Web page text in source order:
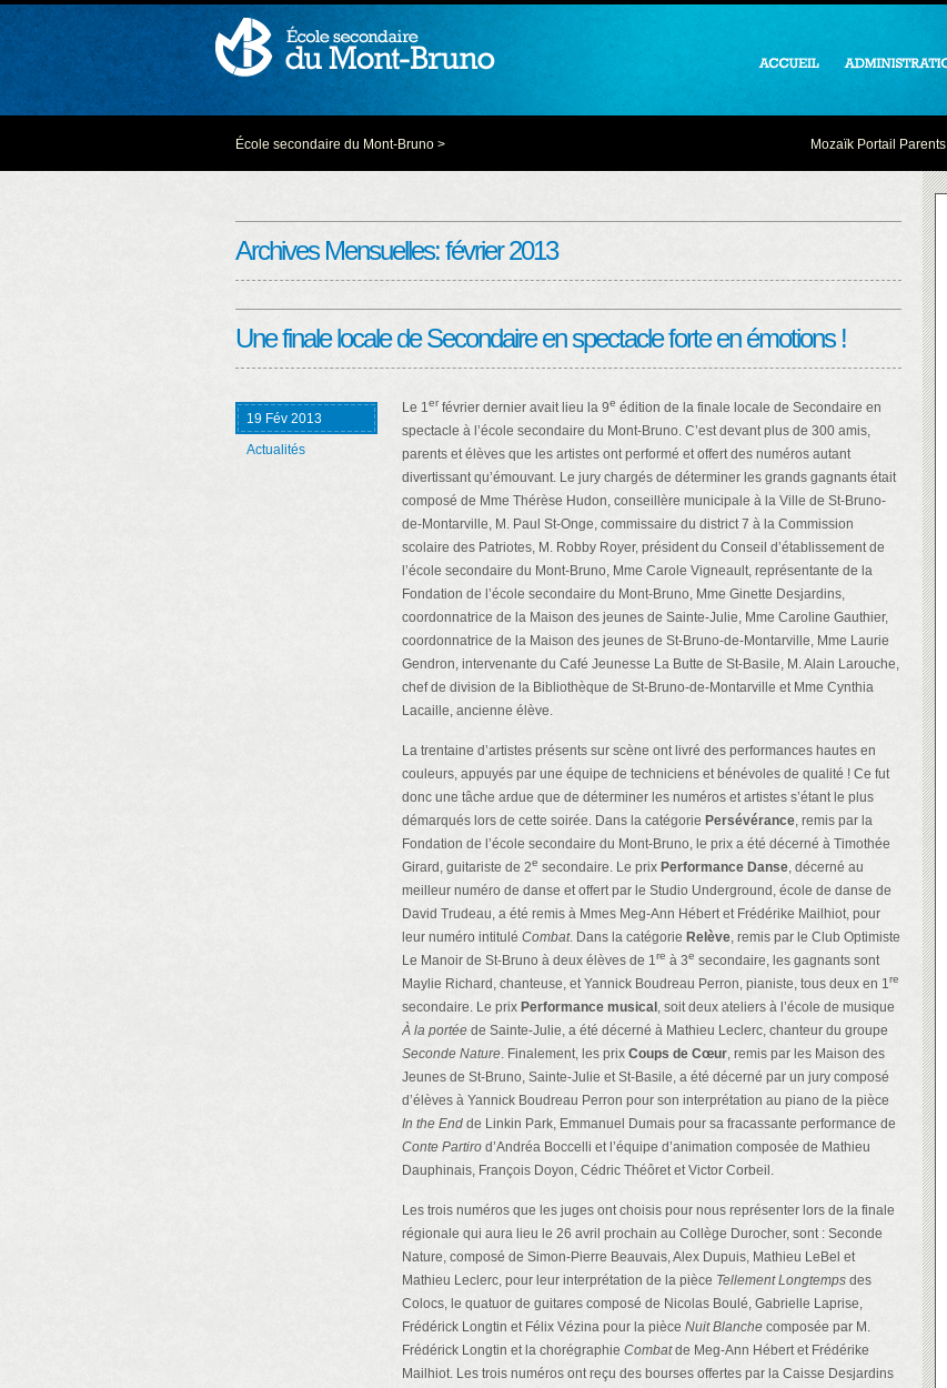
École secondaire du Mont-Bruno > Mozaïk Portail Parents
Archives Mensuelles:février 2013
Une finale locale de Secondaire en spectacle forte en émotions !
19 Fév 2013
Actualités
Le 1er février dernier avait lieu la 9e édition de la finale locale de Secondaire en
spectacle à l’école secondaire du Mont-Bruno. C’est devant plus de 300 amis,
parents et élèves que les artistes ont performé et offert des numéros autant
divertissant qu’émouvant. Le jury chargés de déterminer les grands gagnants était
composé de Mme Thérèse Hudon, conseillère municipale à la Ville de St-Bruno-
de-Montarville, M. Paul St-Onge, commissaire du district 7 à la Commission
scolaire des Patriotes, M. Robby Royer, président du Conseil d’établissement de
l’école secondaire du Mont-Bruno, Mme Carole Vigneault, représentante de la
Fondation de l’école secondaire du Mont-Bruno, Mme Ginette Desjardins,
coordonnatrice de la Maison des jeunes de Sainte-Julie, Mme Caroline Gauthier,
coordonnatrice de la Maison des jeunes de St-Bruno-de-Montarville, Mme Laurie
Gendron, intervenante du Café Jeunesse La Butte de St-Basile, M. Alain Larouche,
chef de division de la Bibliothèque de St-Bruno-de-Montarville et Mme Cynthia
Lacaille, ancienne élève.
La trentaine d’artistes présents sur scène ont livré des performances hautes en
couleurs, appuyés par une équipe de techniciens et bénévoles de qualité ! Ce fut
donc une tâche ardue que de déterminer les numéros et artistes s’étant le plus
démarqués lors de cette soirée. Dans la catégorie Persévérance, remis par la
Fondation de l’école secondaire du Mont-Bruno, le prix a été décerné à Timothée
Girard, guitariste de 2e secondaire. Le prix Performance Danse, décerné au
meilleur numéro de danse et offert par le Studio Underground, école de danse de
David Trudeau, a été remis à Mmes Meg-Ann Hébert et Frédérike Mailhiot, pour
leur numéro intitulé Combat. Dans la catégorie Relève, remis par le Club Optimiste
Le Manoir de St-Bruno à deux élèves de 1re à 3e secondaire, les gagnants sont
Maylie Richard, chanteuse, et Yannick Boudreau Perron, pianiste, tous deux en 1re
secondaire. Le prix Performance musical , soit deux ateliers à l’école de musique
À la portée de Sainte-Julie, a été décerné à Mathieu Leclerc, chanteur du groupe
Seconde Nature. Finalement, les prix Coups de Cœur, remis par les Maison des
Jeunes de St-Bruno, Sainte-Julie et St-Basile, a été décerné par un jury composé
d’élèves à Yannick Boudreau Perron pour son interprétation au piano de la pièce
In the End de Linkin Park, Emmanuel Dumais pour sa fracassante performance de
Conte Partiro d’Andréa Boccelli et l’équipe d’animation composée de Mathieu
Dauphinais, François Doyon, Cédric Théôret et Victor Corbeil.
Les trois numéros que les juges ont choisis pour nous représenter lors de la finale
régionale qui aura lieu le 26 avril prochain au Collège Durocher, sont : Seconde
Nature, composé de Simon-Pierre Beauvais, Alex Dupuis, Mathieu LeBel et
Mathieu Leclerc, pour leur interprétation de la pièce Tellement Longtemps des
Colocs, le quatuor de guitares composé de Nicolas Boulé, Gabrielle Laprise,
Frédérick Longtin et Félix Vézina pour la pièce Nuit Blanche composée par M.
Frédérick Longtin et la chorégraphie Combatde Meg-Ann Hébert et Frédérike
Mailhiot. Les trois numéros ont reçu des bourses offertes par la Caisse Desjardins